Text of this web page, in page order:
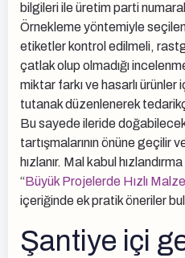
bilgileri ile üretim parti
Örnekleme yöntemiyle
etiketler kontrol edilmeli,
çatlak olup olmadığı
miktar farkı ve hasarlı
tutanak düzenlenerek
Bu sayede ileride doğabilecek
tartışmalarının önüne geçilir
hızlanır. Mal kabul
“Büyük Projelerde Hızlı
içeriğinde ek pratik öneriler
Şantiye içi